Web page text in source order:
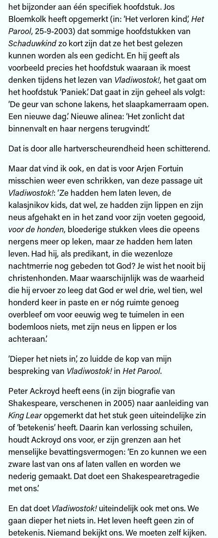
het bijzonder aan één specifiek hoofdstuk. Jos
Bloemkolk heeft opgemerkt (in: ‘Het verloren kind’, Het
Parool, 25-9-2003) dat sommige hoofdstukken van
Schaduwkindzo kort zijn dat ze het best gelezen
kunnen worden als een gedicht. En hij geeft als
voorbeeld precies het hoofdstuk waaraan ik moest
denken tijdens het lezen van Vladiwostok!, het gaat om
het hoofdstuk ‘Paniek’. Dat gaat in zijn geheel als volgt:
‘De geur van schone lakens, het slaapkamerraam open.
Een nieuwe dag.’ Nieuwe alinea: ‘Het zonlicht dat
binnenvalt en haar nergens terugvindt.’
Dat is door alle hartverscheurendheid heen schitterend.
Maar dat vind ik ook, en dat is voor Arjen Fortuin
misschien weer even schrikken, van deze passage uit
Vladiwostok!: ‘Ze hadden hem laten leven, de
kalasjnikov kids, dat wel, ze hadden zijn lippen en zijn
neus afgehakt en in het zand voor zijn voeten gegooid,
voor de honden, bloederige stukken vlees die opeens
nergens meer op leken, maar ze hadden hem laten
leven. Had hij, als predikant, in die wezenloze
nachtmerrie nog gebeden tot God? Je wist het nooit bij
christenhonden. Maar waarschijnlijk was de waarheid
die hij ervoer zo leeg dat God er wel drie, wel tien, wel
honderd keer in paste en er nóg ruimte genoeg
overbleef om voor eeuwig weg te tuimelen in een
bodemloos niets, met zijn neus en lippen er los
achteraan.’
‘Dieper het niets in’, zo luidde de kop van mijn
bespreking van Vladiwostok!in Het Parool.
Peter Ackroyd heeft eens (in zijn biografie van
Shakespeare, verschenen in 2005) naar aanleiding van
King Learopgemerkt dat het stuk geen uiteindelijke zin
of ‘betekenis’ heeft. Daarin kan verlossing schuilen,
houdt Ackroyd ons voor, er zijn grenzen aan het
menselijke bevattingsvermogen: ‘En zo kunnen we een
zware last van ons af laten vallen en worden we
nederig gemaakt. Dat doet een Shakespearetragedie
met ons.’
En dat doet Vladiwostok!uiteindelijk ook met ons. We
gaan dieper het niets in. Het leven heeft geen zin of
betekenis. Niemand bekijkt ons. We moeten zelf kijken.